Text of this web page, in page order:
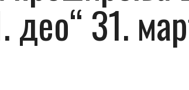
део“ 31.